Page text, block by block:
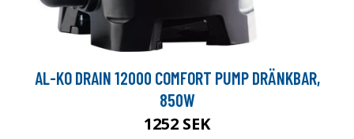
AL-KO DRAIN 12000 COMFORT PUMP DRÄNKBAR,
850W
1252 SEK